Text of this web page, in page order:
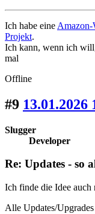
Ich habe eine Amazon-
Projekt.
Ich kann, wenn ich
mal
Offline
#9 13.01.2026
Slugger
Developer
Re: Updates - so
Ich finde die Idee auch
Alle Updates/